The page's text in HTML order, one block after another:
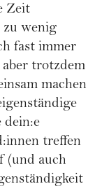
Zeit
zu wenig
fast immer
trotzdem
machen
dein:e
treffen
(und auch